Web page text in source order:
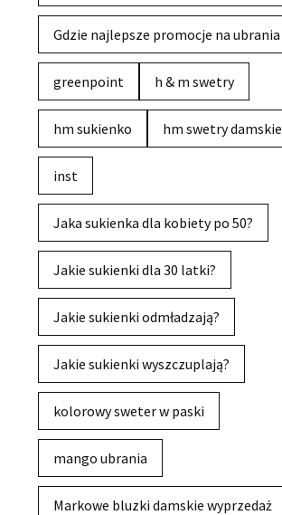
Gdzie najlepsze promocje na ubrania
greenpoint h & m swetry
hm sukienko hm swetry damskie
inst
Jaka sukienka dla kobiety po 50?
Jakie sukienki dla 30 latki?
Jakie sukienki odmładzają?
Jakie sukienki wyszczuplają?
kolorowy sweter w paski
mango ubrania
Markowe bluzki damskie wyprzedaż